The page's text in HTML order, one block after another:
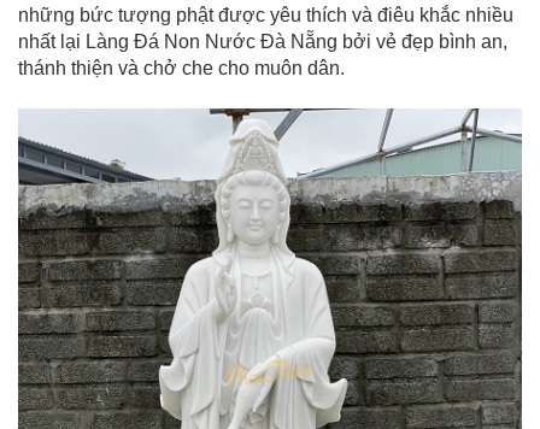
những bức tượng phật được yêu thích và điêu khắc nhiều
nhất lại Làng Đá Non Nước Đà Nẵng bởi vẻ đẹp bình an,
thánh thiện và chở che cho muôn dân.